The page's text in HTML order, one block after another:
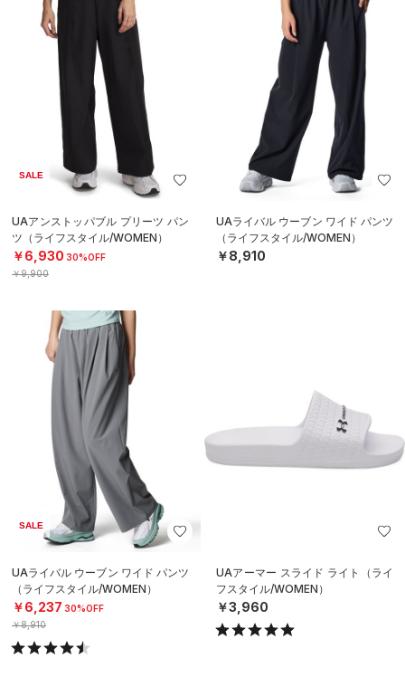
SALE
UAアンストッパブル プリーツ パン
ツ（ライフスタイル/WOMEN）
￥6,930 30%OFF
￥9,900
UAライバル ウーブン ワイド パンツ
（ライフスタイル/WOMEN）
￥8,910
SALE
UAライバル ウーブン ワイド パンツ
（ライフスタイル/WOMEN）
￥6,237 30%OFF
￥8,910
UAアーマー スライド ライト（ライ
フスタイル/WOMEN）
￥3,960